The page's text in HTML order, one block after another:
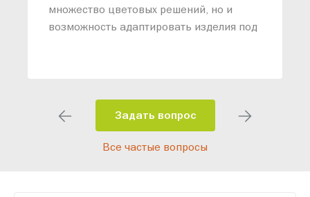
множество цветовых решений, но и
возможность адаптировать изделия под
помещения и личные пожелания.
Благодаря современному
высокотехнологичному оборудованию
Задать вопрос
Все частые вопросы